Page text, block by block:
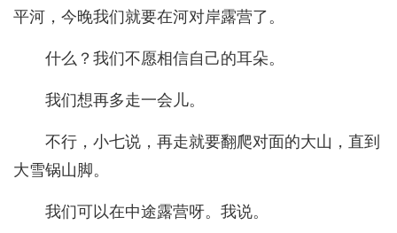
平河，今晚我们就要在河对岸露营了。
什么？我们不愿相信自己的耳朵。
我们想再多走一会儿。
不行，小七说，再走就要翻爬对面的大山，直到
大雪锅山脚。
我们可以在中途露营呀。我说。